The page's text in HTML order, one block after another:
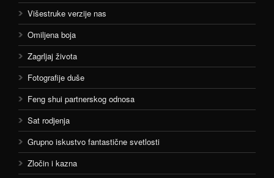
Višestruke verzije nas
Omiljena boja
Zagrljaj života
Fotografije duše
Feng shui partnerskog odnosa
Sat rodjenja
Grupno iskustvo fantastične svetlosti
Zločin i kazna